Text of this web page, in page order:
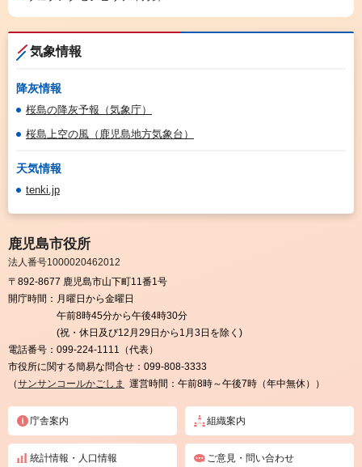
気象情報
降灰情報
桜島の降灰予報（気象庁）
桜島上空の風（鹿児島地方気象台）
天気情報
tenki.jp
鹿児島市役所
法人番号1000020462012
〒892-8677 鹿児島市山下町11番1号
開庁時間： 月曜日から金曜日
午前8時45分から午後4時30分
(祝・休日及び12月29日から1月3日を除く)
電話番号： 099-224-1111（代表）
市役所に関する簡易な問合せ： 099-808-3333
（サンサンコールかごしま 運営時間：午前8時～午後7時（年中無休））
庁舎案内 組織案内
統計情報・人口情報 ご意見・問い合わせ